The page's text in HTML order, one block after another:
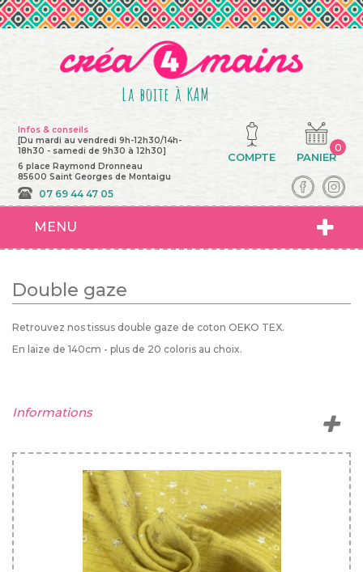
Infos & conseils
[Du mardi au vendredi 9h-12h30/14h-
18h30 - samedi de 9h30 à 12h30]
6 place Raymond Dronneau
85600 Saint Georges de Montaigu
07 69 44 47 05
La boite à KAM
PANIER
0
COMPTE
MENU
Double gaze
Retrouvez nos tissus double gaze de coton OEKO TEX.
En laize de 140cm - plus de 20 coloris au choix.
Informations